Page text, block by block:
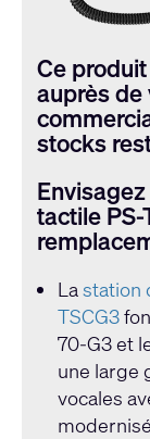
Ce
auprès de
stocks
tactile
Lastation
TSCG3
70-G3 et
une large
vocales